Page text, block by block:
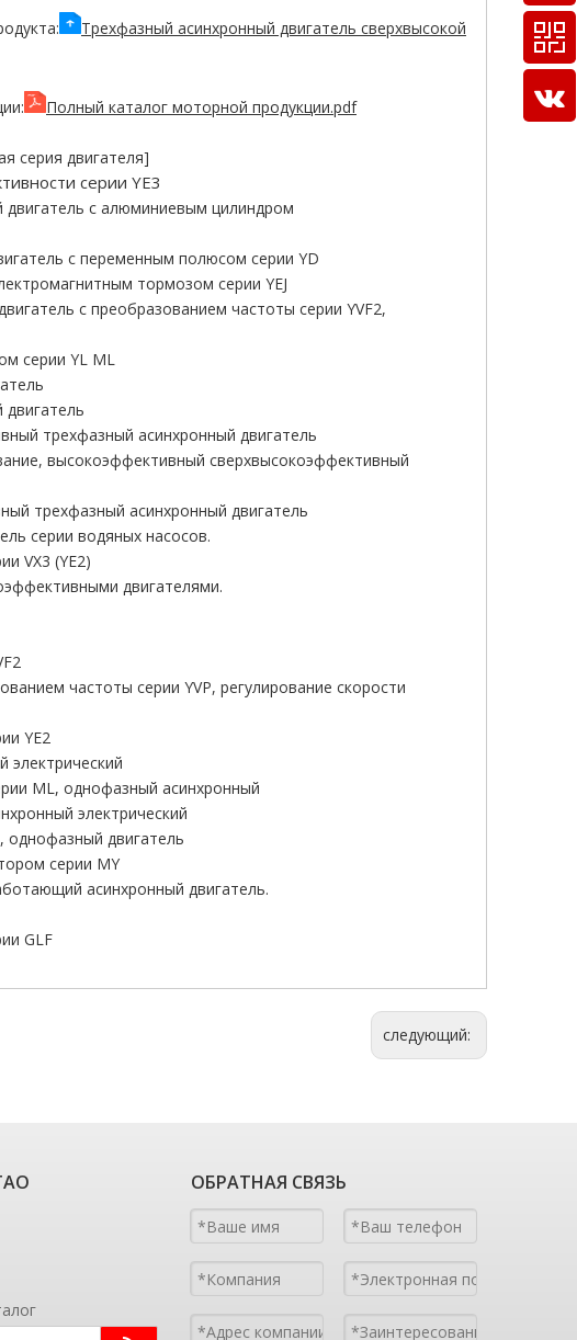
Трехфазный асинхронный двигатель сверхвысокой
Полный каталог моторной продукции.pdf
серия двигателя]
серии YE3
двигатель с алюминиевым цилиндром
с переменным полюсом серии YD
тормозом серии YEJ
с преобразованием частоты серии YVF2,
серии YL ML
трехфазный асинхронный двигатель
высокоэффективный сверхвысокоэффективный
трехфазный асинхронный двигатель
серии водяных насосов.
VX3 (YE2)
двигателями.
частоты серии YVP, регулирование скорости
YE2
ML, однофазный асинхронный
электрический
однофазный двигатель
серии MY
асинхронный двигатель.
GLF
следующий:
ОБРАТНАЯ СВЯЗЬ